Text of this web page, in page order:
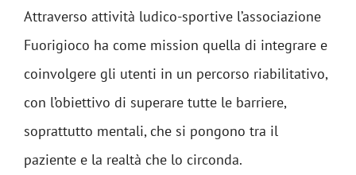
Attraverso attività ludico-sportive l’associazione
Fuorigioco ha come mission quella di integrare e
coinvolgere gli utenti in un percorso riabilitativo,
con l’obiettivo di superare tutte le barriere,
soprattutto mentali, che si pongono tra il
paziente e la realtà che lo circonda.